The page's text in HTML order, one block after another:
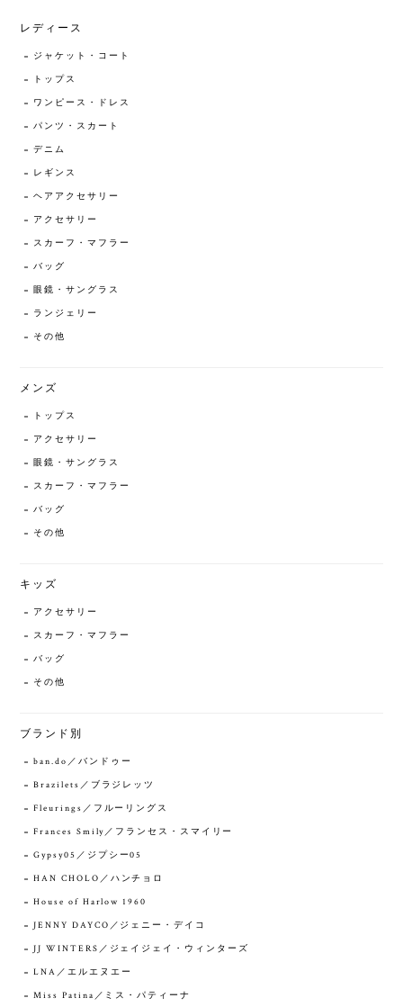
レディース
ジャケット・コート
トップス
ワンピース・ドレス
パンツ・スカート
デニム
レギンス
ヘアアクセサリー
アクセサリー
スカーフ・マフラー
バッグ
眼鏡・サングラス
ランジェリー
その他
メンズ
トップス
アクセサリー
眼鏡・サングラス
スカーフ・マフラー
バッグ
その他
キッズ
アクセサリー
スカーフ・マフラー
バッグ
その他
ブランド別
ban.do／バンドゥー
Brazilets／ブラジレッツ
Fleurings／フルーリングス
Frances Smily／フランセス・スマイリー
Gypsy05／ジプシー05
HAN CHOLO／ハンチョロ
House of Harlow 1960
JENNY DAYCO／ジェニー・デイコ
JJ WINTERS／ジェイジェイ・ウィンターズ
LNA／エルエヌエー
Miss Patina／ミス・パティーナ